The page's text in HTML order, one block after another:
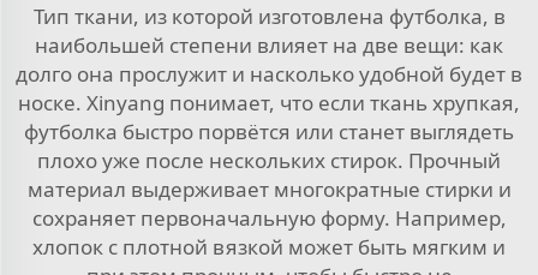
Тип ткани, из которой изготовлена футболка, в
наибольшей степени влияет на две вещи: как
долго она прослужит и насколько удобной будет в
носке. Xinyang понимает, что если ткань хрупкая,
футболка быстро порвётся или станет выглядеть
плохо уже после нескольких стирок. Прочный
материал выдерживает многократные стирки и
сохраняет первоначальную форму. Например,
хлопок с плотной вязкой может быть мягким и